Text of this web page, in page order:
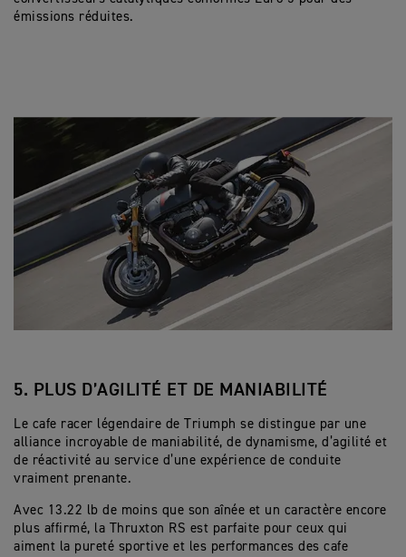
émissions réduites.
5. PLUS D’AGILITÉ ET DE MANIABILITÉ
Le cafe racer légendaire de Triumph se distingue par une
alliance incroyable de maniabilité, de dynamisme, d’agilité et
de réactivité au service d’une expérience de conduite
vraiment prenante.
Avec 13.22 lb de moins que son aînée et un caractère encore
plus affirmé, la Thruxton RS est parfaite pour ceux qui
aiment la pureté sportive et les performances des cafe